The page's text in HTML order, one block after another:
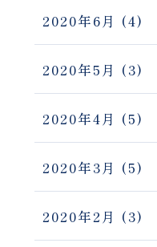
2020年6月 (4)
2020年5月 (3)
2020年4月 (5)
2020年3月 (5)
2020年2月 (3)